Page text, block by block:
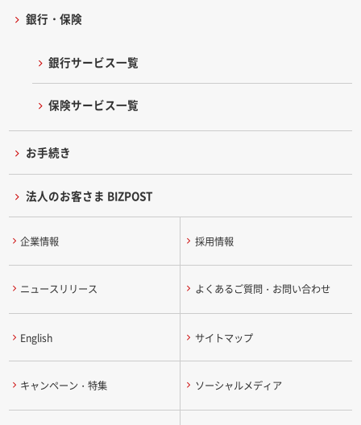
銀行・保険
銀行サービス一覧
保険サービス一覧
お手続き
法人のお客さま BIZPOST
企業情報 採用情報
ニュースリリース よくあるご質問・お問い合わせ
English サイトマップ
キャンペーン・特集 ソーシャルメディア